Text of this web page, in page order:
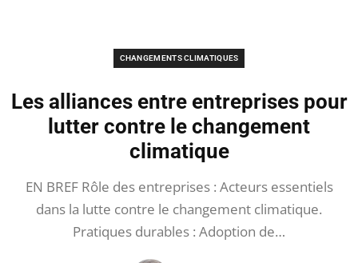
CHANGEMENTS CLIMATIQUES
Les alliances entre entreprises pour
lutter contre le changement
climatique
EN BREF Rôle des entreprises : Acteurs essentiels
dans la lutte contre le changement climatique.
Pratiques durables : Adoption de…